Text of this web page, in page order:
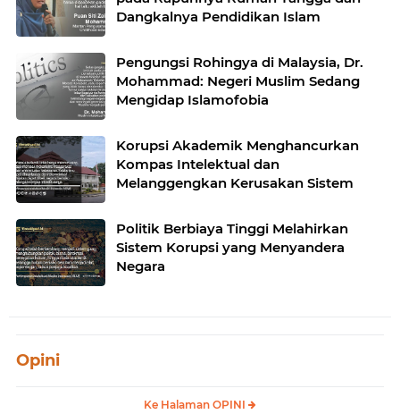
Dangkalnya Pendidikan Islam
Pengungsi Rohingya di Malaysia, Dr.
Mohammad: Negeri Muslim Sedang
Mengidap Islamofobia
Korupsi Akademik Menghancurkan
Kompas Intelektual dan
Melanggengkan Kerusakan Sistem
Politik Berbiaya Tinggi Melahirkan
Sistem Korupsi yang Menyandera
Negara
Opini
Ke Halaman OPINI